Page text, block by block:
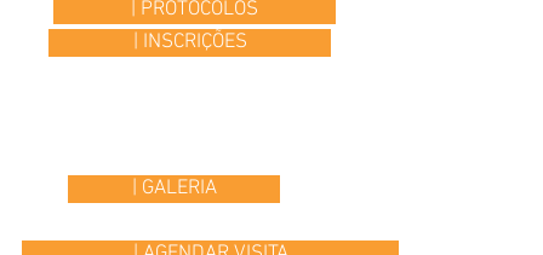
| PROTOCOLOS
| INSCRIÇÕES
| GALERIA